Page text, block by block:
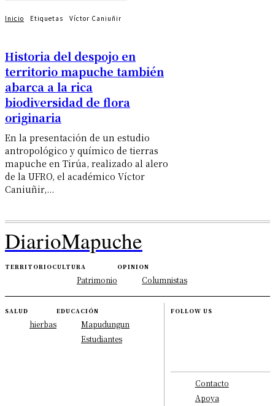
Historia del despojo en
territorio mapuche también
abarca a la rica
biodiversidad de flora
originaria
En la presentación de un estudio
antropológico y químico de tierras
mapuche en Tirúa, realizado al alero
de la UFRO, el académico Víctor
Caniuñir,...
Inicio Etiquetas Víctor Caniuñir
DiarioMapuche
TERRITORIOCULTURA
Patrimonio
OPINION
Columnistas
SALUD
hierbas
EDUCACIÓN
Mapudungun
Estudiantes
FOLLOW US
Contacto
Apoya